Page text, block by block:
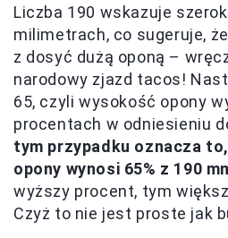
Liczba 190 wskazuje
milimetrach, co sugeruje,
z dosyć dużą oponą –
narodowy zjazd tacos!
65, czyli wysokość opony
procentach w odniesieniu
tym przypadku oznacza
opony wynosi 65% z 190
wyższy procent, tym
Czyż to nie jest proste jak